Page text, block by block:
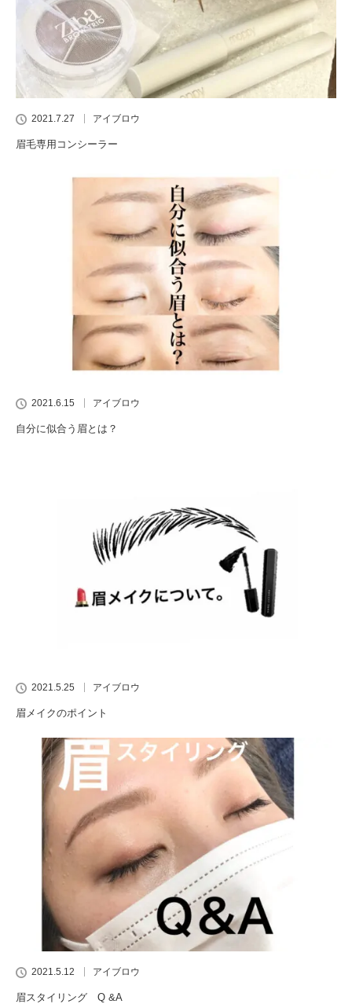
2021.7.27 アイブロウ
眉毛専用コンシーラー
2021.6.15 アイブロウ
自分に似合う眉とは？
2021.5.25 アイブロウ
眉メイクのポイント
2021.5.12 アイブロウ
眉スタイリング Q &A